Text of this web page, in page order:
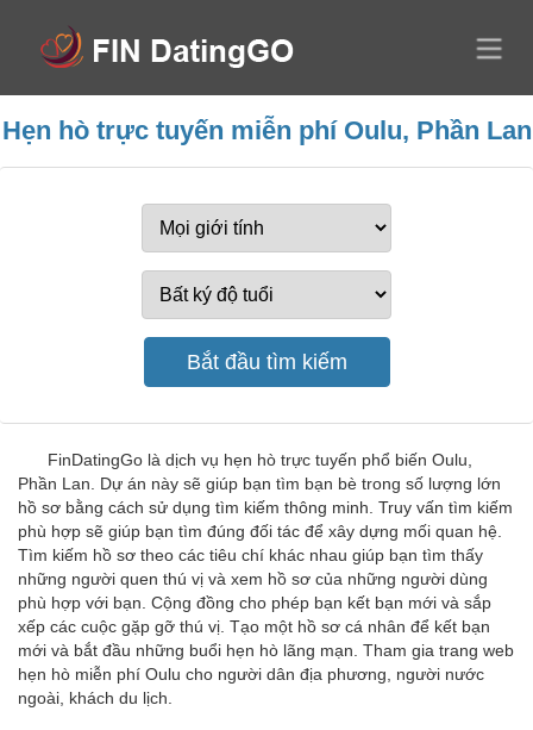
Hẹn hò trực tuyến miễn phí Oulu, Phần Lan
FinDatingGo là dịch vụ hẹn hò trực tuyến phổ biến Oulu,
Phần Lan. Dự án này sẽ giúp bạn tìm bạn bè trong số lượng lớn
hồ sơ bằng cách sử dụng tìm kiếm thông minh. Truy vấn tìm kiếm
phù hợp sẽ giúp bạn tìm đúng đối tác để xây dựng mối quan hệ.
Tìm kiếm hồ sơ theo các tiêu chí khác nhau giúp bạn tìm thấy
những người quen thú vị và xem hồ sơ của những người dùng
phù hợp với bạn. Cộng đồng cho phép bạn kết bạn mới và sắp
xếp các cuộc gặp gỡ thú vị. Tạo một hồ sơ cá nhân để kết bạn
mới và bắt đầu những buổi hẹn hò lãng mạn. Tham gia trang web
hẹn hò miễn phí Oulu cho người dân địa phương, người nước
ngoài, khách du lịch.